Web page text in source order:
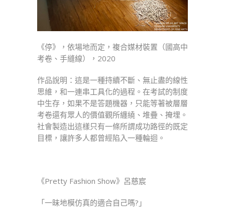
《停》，依場地而定，複合媒材裝置（國高中
考卷、手縫線），2020
作品說明：這是一種持續不斷、無止盡的線性
思維，和一連串工具化的過程。在考試的制度
中生存，如果不是答題機器，只能等著被層層
考卷還有眾人的價值觀所纏繞、堆疊、掩埋。
社會製造出這樣只有一條所謂成功路徑的既定
目標，讓許多人都曾經陷入一種輪迴。
《Pretty Fashion Show》呂慈宸
「一昧地模仿真的適合自己嗎?」